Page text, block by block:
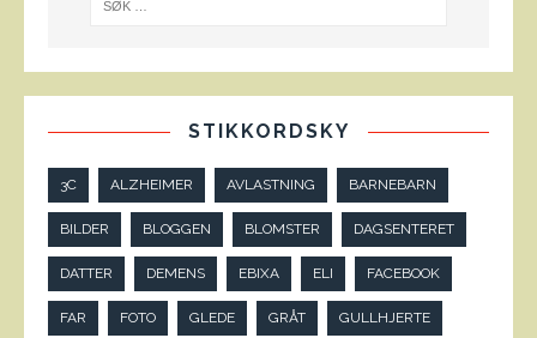
STIKKORDSKY
3C ALZHEIMER AVLASTNING BARNEBARN
BILDER BLOGGEN BLOMSTER DAGSENTERET
DATTER DEMENS EBIXA ELI FACEBOOK
FAR FOTO GLEDE GRÅT GULLHJERTE